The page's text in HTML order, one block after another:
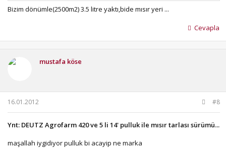
Bizim dönümle(2500m2) 3.5 litre yaktı,bide mısır yeri ...
Cevapla
mustafa köse
16.01.2012 #8
Ynt: DEUTZ Agrofarm 420 ve 5 li 14' pulluk ile mısır tarlası sürümü...
maşallah iygidiyor pulluk bi acayip ne marka